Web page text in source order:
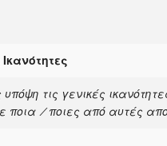
Ικανότητες
τις γενικές
ποια / ποιες από αυτές